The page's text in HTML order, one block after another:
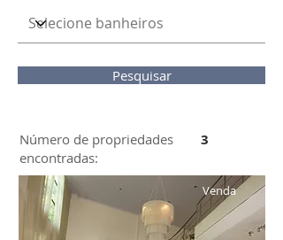
Pesquisar
Número de propriedades
encontradas:
3
Venda